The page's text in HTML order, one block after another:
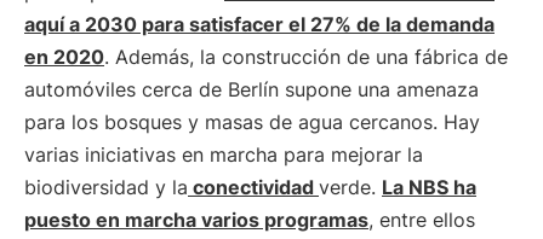
aquí a 2030 para satisfacer el 27% de la demanda
en 2020. Además, la construcción de una fábrica de
automóviles cerca de Berlín supone una amenaza
para los bosques y masas de agua cercanos. Hay
varias iniciativas en marcha para mejorar la
biodiversidad y la conectividad verde. La NBS ha
puesto en marcha varios programas, entre ellos